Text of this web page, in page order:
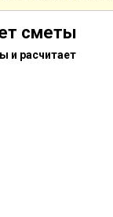
сметы
и расчитает